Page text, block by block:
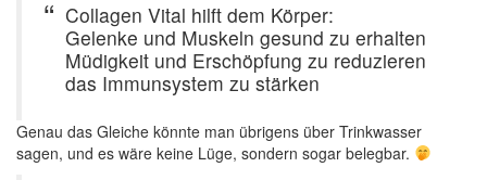
Collagen Vital hilft dem Körper:
Gelenke und Muskeln gesund zu erhalten
Müdigkeit und Erschöpfung zu reduzieren
das Immunsystem zu stärken
Genau das Gleiche könnte man übrigens über Trinkwasser
sagen, und es wäre keine Lüge, sondern sogar belegbar.